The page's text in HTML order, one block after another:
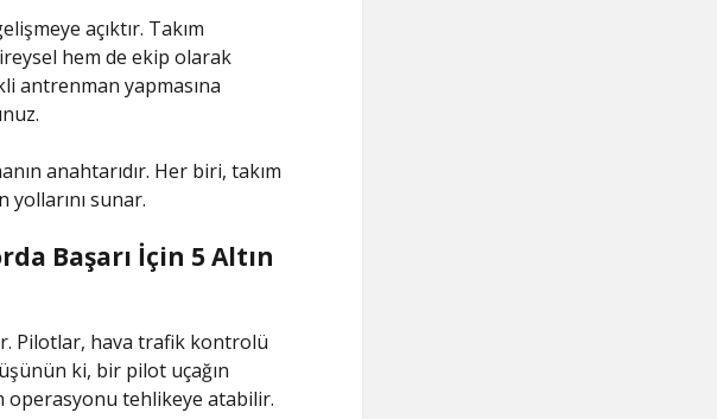
açıktır. Takım
hem de ekip olarak
antrenman yapmasına
anahtarıdır. Her biri, takım
sunar.
Başarı İçin 5 Altın
Pilotlar, hava trafik kontrolü
ki, bir pilot uçağın
tehlikeye atabilir.